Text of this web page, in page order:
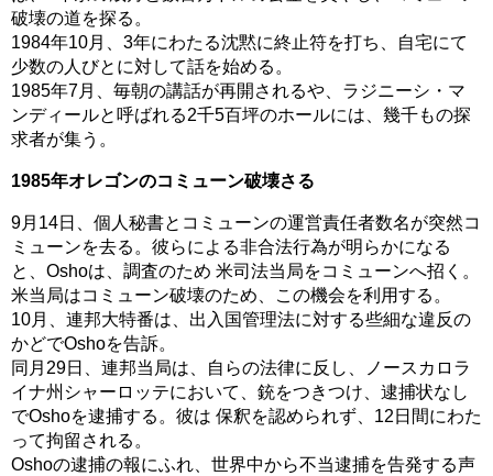
破壊の道を探る。
1984年10月、3年にわたる沈黙に終止符を打ち、自宅にて
少数の人びとに対して話を始める。
1985年7月、毎朝の講話が再開されるや、ラジニーシ・マ
ンディールと呼ばれる2千5百坪のホールには、幾千もの探
求者が集う。
1985年オレゴンのコミューン破壊さる
9月14日、個人秘書とコミューンの運営責任者数名が突然コ
ミューンを去る。彼らによる非合法行為が明らかになる
と、Oshoは、調査のため 米司法当局をコミューンへ招く。
米当局はコミューン破壊のため、この機会を利用する。
10月、連邦大特番は、出入国管理法に対する些細な違反の
かどでOshoを告訴。
同月29日、連邦当局は、自らの法律に反し、ノースカロラ
イナ州シャーロッテにおいて、銃をつきつけ、逮捕状なし
でOshoを逮捕する。彼は 保釈を認められず、12日間にわた
って拘留される。
Oshoの逮捕の報にふれ、世界中から不当逮捕を告発する声